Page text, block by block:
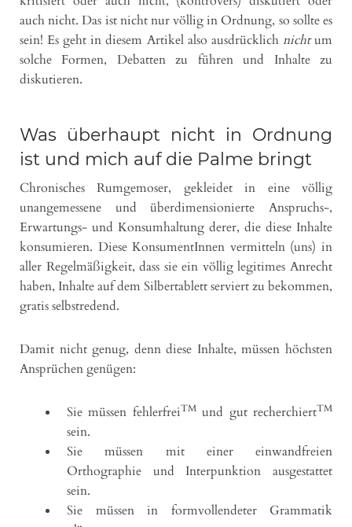
auch nicht. Das ist nicht nur völlig in Ordnung, so sollte es
sein! Es geht in diesem Artikel also ausdrücklich nichtum
solche Formen, Debatten zu führen und Inhalte zu
diskutieren.
Was überhaupt nicht in Ordnung
ist und mich auf die Palme bringt
Chronisches Rumgemoser, gekleidet in eine völlig
unangemessene und überdimensionierte Anspruchs-,
Erwartungs- und Konsumhaltung derer, die diese Inhalte
konsumieren. Diese KonsumentInnen vermitteln (uns) in
aller Regelmäßigkeit, dass sie ein völlig legitimes Anrecht
haben, Inhalte auf dem Silbertablett serviert zu bekommen,
gratis selbstredend.
Damit nicht genug, denn diese Inhalte, müssen höchsten
Ansprüchen genügen:
Sie müssen fehlerfreiTMund gut recherchiertTM
sein.
Sie müssen mit einer einwandfreien
Orthographie und Interpunktion ausgestattet
sein.
Sie müssen in formvollendeter Grammatik